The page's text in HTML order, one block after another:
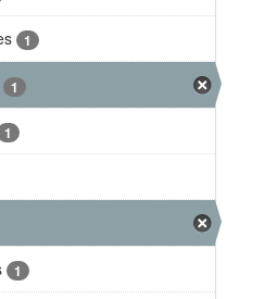
1
1
1
1